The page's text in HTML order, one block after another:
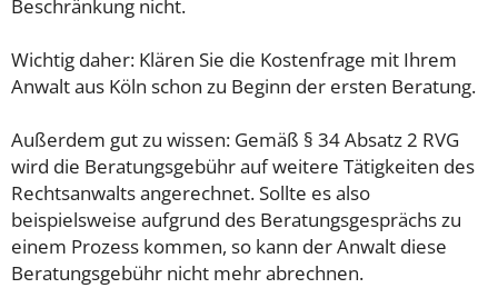
Beschränkung nicht.
Wichtig daher: Klären Sie die Kostenfrage mit Ihrem
Anwalt aus Köln schon zu Beginn der ersten Beratung.
Außerdem gut zu wissen: Gemäß § 34 Absatz 2 RVG
wird die Beratungsgebühr auf weitere Tätigkeiten des
Rechtsanwalts angerechnet. Sollte es also
beispielsweise aufgrund des Beratungsgesprächs zu
einem Prozess kommen, so kann der Anwalt diese
Beratungsgebühr nicht mehr abrechnen.